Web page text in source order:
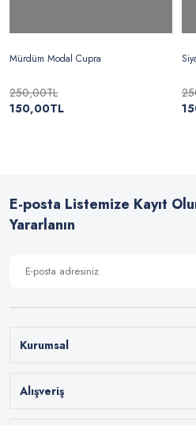
Mürdüm Modal Cupra
250,00TL
150,00TL
E-posta Listemize Kayıt
Yararlanın
Kurumsal
Alışveriş